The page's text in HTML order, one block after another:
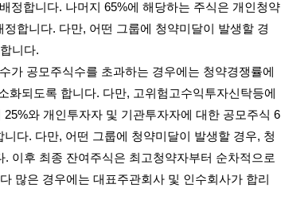
정합니다. 나머지 65%에 해당하는 주식은 개인청약
정합니다. 다만, 어떤 그룹에 청약미달이 발생할 경
니다.
가 공모주식수를 초과하는 경우에는 청약경쟁률에
화되도록 합니다. 다만, 고위험고수익투자신탁등에
25%와 개인투자자 및 기관투자자에 대한 공모주식 6
니다. 다만, 어떤 그룹에 청약미달이 발생할 경우, 청
. 이후 최종 잔여주식은 최고청약자부터 순차적으로
많은 경우에는 대표주관회사 및 인수회사가 합리